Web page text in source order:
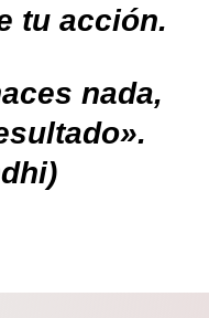
tu acción.
nada,